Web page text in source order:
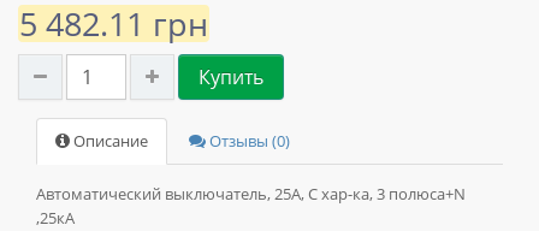
5 482.11 грн
Купить
Описание Отзывы (0)
Автоматический выключатель, 25А, C хар-ка, 3 полюса+N
,25кА